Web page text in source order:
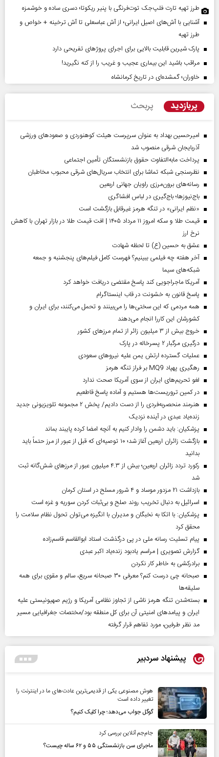
طرز تهیه تارت فلپ‌جک توت‌فرنگی با پنیر ریکوتا؛ دسری ساده و خوشمزه
آشنایی با آش‌های اصیل ایرانی؛ از آش عباسعلی تا آش ترخینه + خواص و
طرز تهیه
پارک شیرین قابلیت‌ بالایی برای اجرای پروژهای تفریحی دارد
مراقب باشید این بیماری عجیب و غریب را از کنه نگیرید!
خاوران؛ گمشده‌ای در تاریخ کرمانشاه
پربازدید پربحث
امیرحسین بهداد به عنوان سرپرست هیئت کوهنوردی و صعودهای ورزشی
آذربایجان شرقی منصوب شد
پرداخت مابه‌التفاوت حقوق بازنشستگان تأمین اجتماعی
نظرسنجی شبکه تماشا برای انتخاب سریال‌های شرقی محبوب مخاطبان
رسانه‌های برون‌مرزی راویان جهانی اربعین
باج‌نیوزها؛ باج‌گیری در لباس افشاگری
«نظم ایرانی» در تنگه هرمز غیرقابل بازگشت است
قیمت طلا و سکه امروز ۱۱ مرداد ۱۴۰۵ | افت قیمت طلا در بازار تهران با کاهش
نرخ ارز
عشق به حسین (ع) تا لحظه شهادت
آخر هفته چه فیلمی ببینیم؟ فهرست کامل فیلم‌های پنجشنبه و جمعه
شبکه‌های سیما
آمریکا ماجراجویی کند پاسخ مقتضی دریافت خواهد کرد
پاسخ قانون به خشونت در قاب اینستاگرام
همه مردمی که این سختی‌ها را می‌بینند و تحمل می‌کنند، برای ایران و
کشورشان این کاررا انجام می‌دهند
خروج بیش از ۳ میلیون زائر از تمام مرز‌های کشور
درگیری مرگبار ۲ پسرخاله در پارک
عملیات گسترده ارتش یمن علیه نیروهای سعودی
رهگیری پهپاد MQ9 بر فراز تنگه هرمز
لغو تحریم‌های ایران از سوی آمریکا صحت ندارد
در کمین تروریست‌ها هستیم و آماده پاسخ قاطعیم
هنرمند منحصر‌به‌فردی را از دست دادیم/ پخش ۲ مجموعه تلویزیونی جدید
زنده‌یاد عبدی در آینده نزدیک
پزشکیان: باید دشمن را وادار کنیم به آنچه امضا کرده پایبند بماند
بازگشت زائران اربعین آغاز شد؛ ۱۰ توصیه‌ای که قبل از عبور از مرز حتماً باید
بدانید
رکورد تردد زائران اربعین؛ بیش از ۴.۳ میلیون عبور از مرزهای شش‌گانه ثبت
شد
بازداشت ۲۱ مزدور موساد و ۴ شرور مسلح در استان کرمان
اسرائیل به دنبال تخریب روند صلح و بی‌ثبات کردن سوریه و غزه است
پزشکیان: با اتکا به نخبگان و مدیران با انگیزه می‌توان تحول نظام سلامت را
محقق کرد
پیام تسلیت رسانه ملی در پی درگذشت استاد ابوالقاسم قاسم‌زاده
گزارش تصویری | مراسم یادبود زنده‌یاد اکبر عبدی
برادرکشی به خاطر کار نکردن
صبحانه چی درست کنم؟ معرفی ۳۰ صبحانه سریع، سالم و مقوی برای همه
سلیقه‌ها
بسته‌شدن تنگه هرمز ناشی از تجاوز نظامی آمریکا و رژیم صهیونیستی علیه
ایران و پیامد‌های امنیتی آن برای کل منطقه بود/مختصات جغرافیایی مسیر
مد نظر طرفین، مورد تفاهم قرار گرفته
پیشنهاد سردبیر
هوش مصنوعی یکی از قدیمی‌ترین عادت‌های ما در اینترنت را
تغییر داده است
گوگل جواب می‌دهد؛ چرا کلیک کنیم؟
جام‌جم آنلاین بررسی کرد
ماجرای سن بازنشستگی ۵۵ و ۶۲ ساله چیست؟